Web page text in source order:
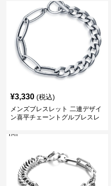
¥3,330 (税込)
メンズブレスレット 二連デザイ
ン喜平チェーントグルブレスレ